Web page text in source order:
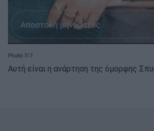
Photo 7/7
Αυτή είναι η ανάρτηση της όμορφης